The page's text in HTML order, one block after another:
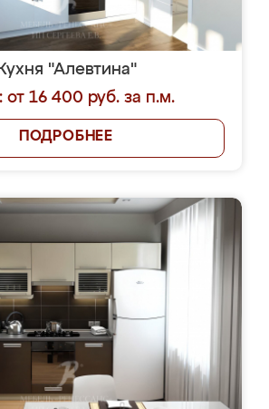
Кухня "Алевтина"
от 16 400 руб. за п.м.
ПОДРОБНЕЕ